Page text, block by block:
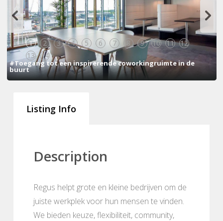
1 2 3 4 5 6 7 8 9 10 11
12
13
14
#Toegang tot een inspirerende coworkingruimte in de
buurt
Listing Info
Description
Regus helpt grote en kleine bedrijven om de
juiste werkplek voor hun mensen te vinden.
We bieden keuze, flexibiliteit, community,